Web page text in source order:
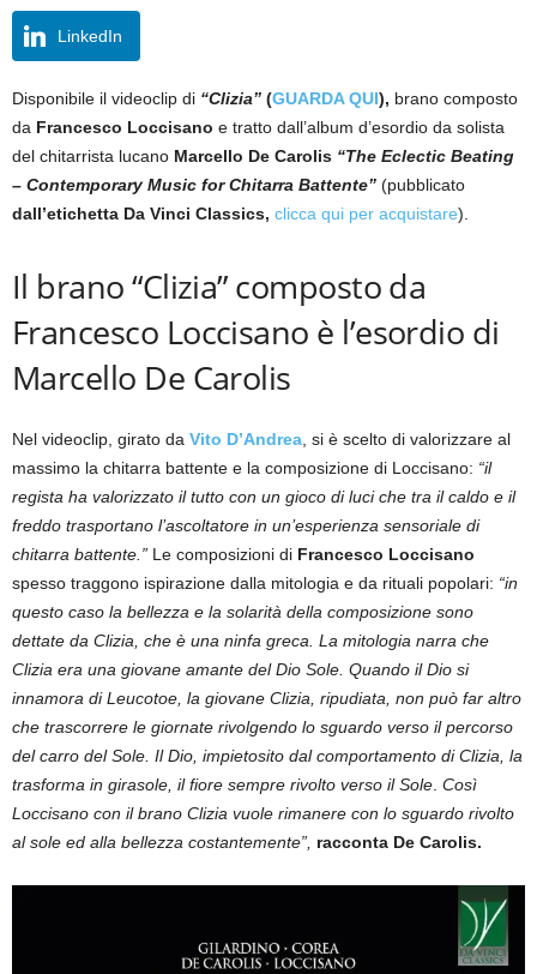
LinkedIn
Disponibile il videoclip di “Clizia” (GUARDA QUI), brano composto
da Francesco Loccisano e tratto dall’album d’esordio da solista
del chitarrista lucano Marcello De Carolis “The Eclectic Beating
– Contemporary Music for Chitarra Battente” (pubblicato
dall’etichetta Da Vinci Classics, clicca qui per acquistare).
Il brano “Clizia” composto da
Francesco Loccisano è l’esordio di
Marcello De Carolis
Nel videoclip, girato da Vito D’Andrea , si è scelto di valorizzare al
massimo la chitarra battente e la composizione di Loccisano: “il
regista ha valorizzato il tutto con un gioco di luci che tra il caldo e il
freddo trasportano l’ascoltatore in un’esperienza sensoriale di
chitarra battente.” Le composizioni di Francesco Loccisano
spesso traggono ispirazione dalla mitologia e da rituali popolari: “in
questo caso la bellezza e la solarità della composizione sono
dettate da Clizia, che è una ninfa greca. La mitologia narra che
Clizia era una giovane amante del Dio Sole. Quando il Dio si
innamora di Leucotoe, la giovane Clizia, ripudiata, non può far altro
che trascorrere le giornate rivolgendo lo sguardo verso il percorso
del carro del Sole. Il Dio, impietosito dal comportamento di Clizia, la
trasforma in girasole, il fiore sempre rivolto verso il Sole Così
Loccisano con il brano Clizia vuole rimanere con lo sguardo rivolto
al sole ed alla bellezza costantemente”, racconta De Carolis.